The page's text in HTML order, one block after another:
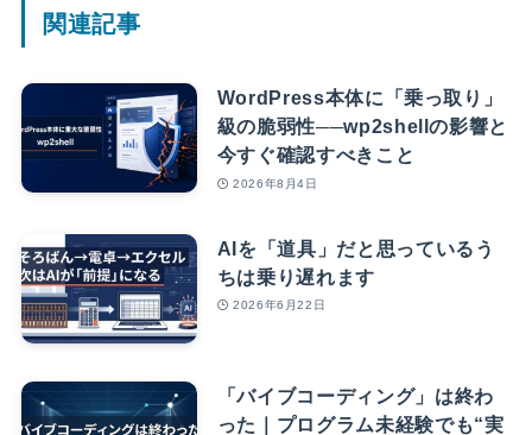
関連記事
WordPress本体に「乗っ取り」
級の脆弱性──wp2shellの影響と
今すぐ確認すべきこと
2026年8月4日
AIを「道具」だと思っているう
ちは乗り遅れます
2026年6月22日
「バイブコーディング」は終わ
った｜プログラム未経験でも“実